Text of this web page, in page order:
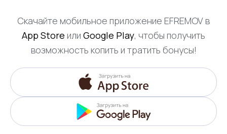
Скачайте мобильное приложение EFREMOV в
App Store или Google Play, чтобы получить
возможность копить и тратить бонусы!